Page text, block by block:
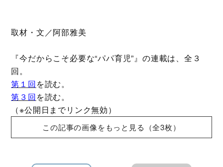
取材・文／阿部雅美
『今だからこそ必要な“パパ育児”』の連載は、全３
回。
第１回を読む。
第３回を読む。
（※公開日までリンク無効）
この記事の画像をもっと見る（全3枚）